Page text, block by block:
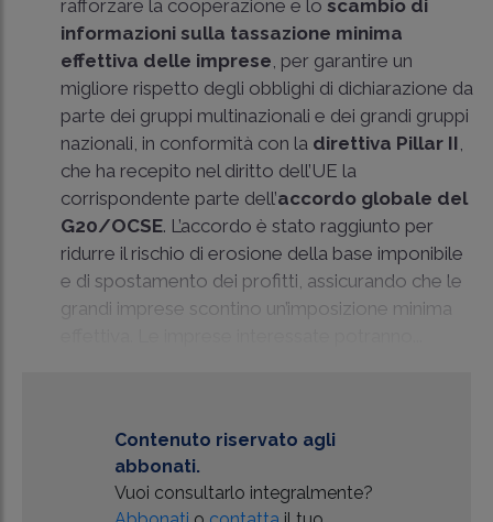
rafforzare la cooperazione e lo scambio di
informazioni sulla tassazione minima
effettiva delle imprese, per garantire un
migliore rispetto degli obblighi di dichiarazione da
parte dei gruppi multinazionali e dei grandi gruppi
nazionali, in conformità con la direttiva Pillar II,
che ha recepito nel diritto dell’UE la
corrispondente parte dell’accordo globale del
G20/OCSE. L’accordo è stato raggiunto per
ridurre il rischio di erosione della base imponibile
e di spostamento dei profitti, assicurando che le
grandi imprese scontino un’imposizione minima
Contenuto riservato agli
abbonati.
Vuoi consultarlo integralmente?